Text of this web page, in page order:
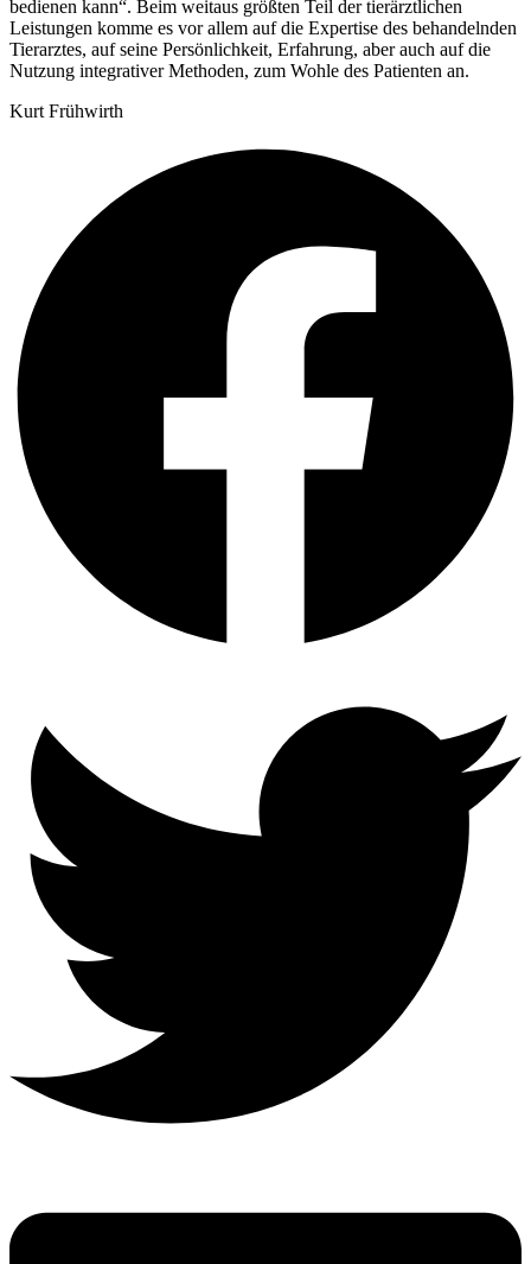
bedienen kann“. Beim weitaus größten Teil der tierärztlichen
Leistungen komme es vor allem auf die Expertise des behandelnden
Tierarztes, auf seine Persönlichkeit, Erfahrung, aber auch auf die
Nutzung integrativer Methoden, zum Wohle des Patienten an.
Kurt Frühwirth